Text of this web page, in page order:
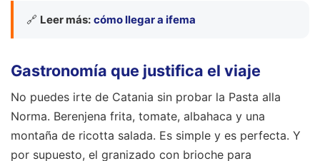
🔗 Leer más: cómo llegar a ifema
Gastronomía que justifica el viaje
No puedes irte de Catania sin probar la Pasta alla
Norma. Berenjena frita, tomate, albahaca y una
montaña de ricotta salada. Es simple y es perfecta. Y
por supuesto, el granizado con brioche para